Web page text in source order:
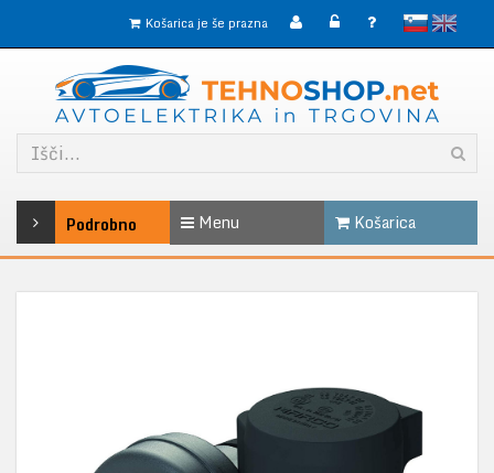
slovenskoEnglish
Košarica je še prazna
Podrobno Menu Košarica